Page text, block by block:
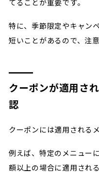
てることが重要です。
特に、季節限定やキャン
短いことがあるので、注
クーポンが適用さ
認
クーポンには適用される
例えば、特定のメニュー
額以上の場合に適用され